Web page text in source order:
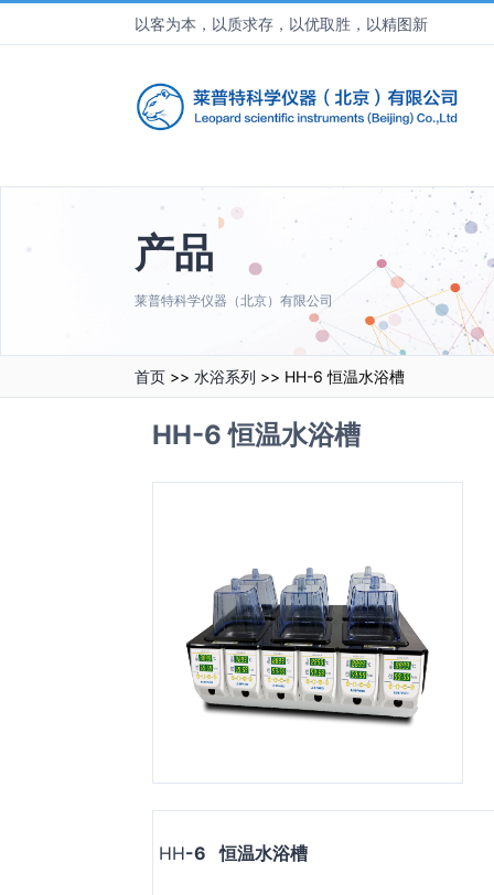
以客为本，以质求存，以优取胜，以精图新
产品
莱普特科学仪器（北京）有限公司
首页 >> 水浴系列 >> HH-6 恒温水浴槽
HH-6 恒温水浴槽
HH-6 恒温水浴槽